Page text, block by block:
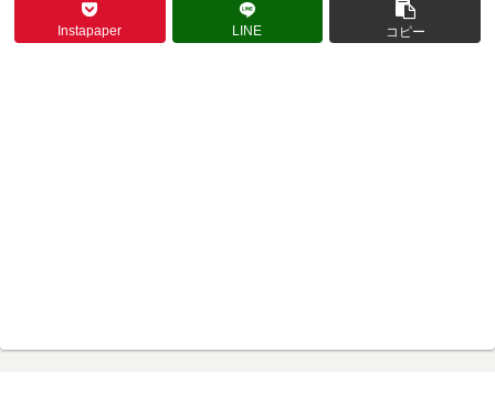
Instapaper LINE コピー